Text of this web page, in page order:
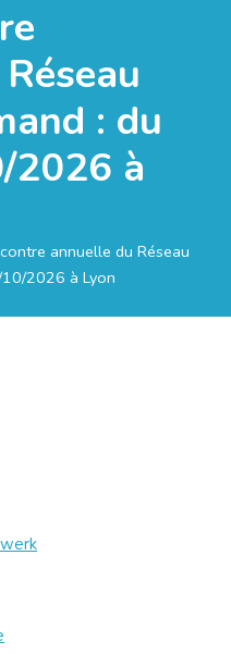
: du
2026 à
annuelle du Réseau
2026 à Lyon